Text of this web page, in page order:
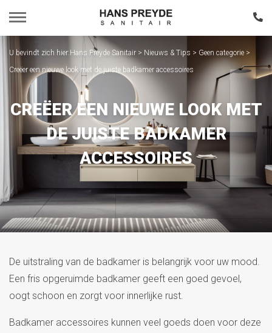
Home
Assortiment
Portfolio
Nieuws & Tips
Over Ons
Contact
U bevindt zich hier: Hans Preyde Sanitair > Nieuws & Tips > Geen categorie >
Creëer een nieuwe look met de juiste badkamer accessoires
CREËER EEN NIEUWE LOOK MET
DE JUISTE BADKAMER
ACCESSOIRES
De uitstraling van de badkamer is belangrijk voor uw mood.
Een fris opgeruimde badkamer geeft een goed gevoel,
oogt schoon en zorgt voor innerlijke rust.
Badkamer accessoires kunnen veel goeds doen voor deze